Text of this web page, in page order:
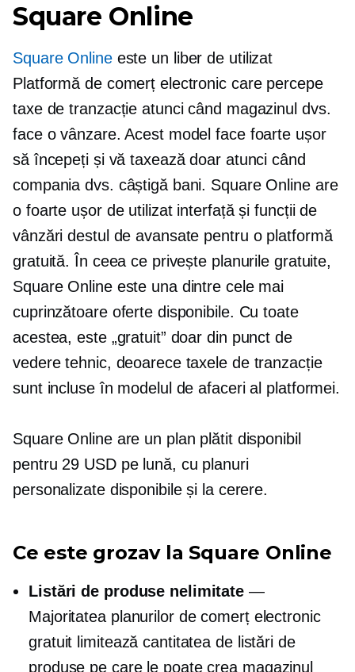
Square Online
Square Onlineeste un liber de utilizat
Platformă de comerț electronic care percepe
taxe de tranzacție atunci când magazinul dvs.
face o vânzare. Acest model face foarte ușor
să începeți și vă taxează doar atunci când
compania dvs. câștigă bani. Square Online are
o foarte ușor de utilizatinterfață și funcții de
vânzări destul de avansate pentru o platformă
gratuită. În ceea ce privește planurile gratuite,
Square Online este una dintre cele mai
cuprinzătoare oferte disponibile. Cu toate
acestea, este „gratuit” doar din punct de
vedere tehnic, deoarece taxele de tranzacție
sunt incluse în modelul de afaceri al platformei.
Square Online are un plan plătit disponibil
pentru 29 USD pe lună, cu planuri
personalizate disponibile și la cerere.
Ce este grozav la Square Online
Listări de produse nelimitate —
Majoritatea planurilor de comerț electronic
gratuit limitează cantitatea de listări de
produse pe care le poate crea magazinul